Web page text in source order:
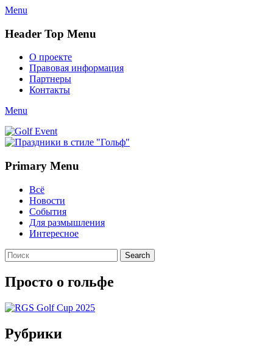
Menu
Header Top Menu
Skip
content
О проекте
Правовая информация
Партнеры
Контакты
Twitter
Email
YouTube
Website
Link
Menu
Golf Event
СМИ о гольфе, гольф-события, новости гольфа. Russian golf
Primary Menu
Skip
content
Всё
Новости
События
Для размышления
Интересное
Search
Search
for:
Просто о гольфе
Рубрики